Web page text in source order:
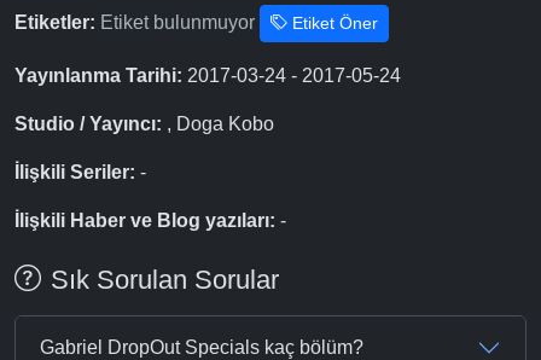
Etiketler: Etiket bulunmuyor Etiket Öner
Yayınlanma Tarihi: 2017-03-24 - 2017-05-24
Studio / Yayıncı: , Doga Kobo
İlişkili Seriler: -
İlişkili Haber ve Blog yazıları: -
Sık Sorulan Sorular
Gabriel DropOut Specials kaç bölüm?